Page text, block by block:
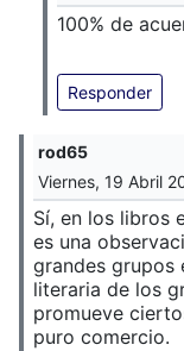
100% de
Responder
rod65
Viernes, 19 Abril
Sí, en los libros
es una
grandes grupos
literaria de los
promueve
puro comercio.